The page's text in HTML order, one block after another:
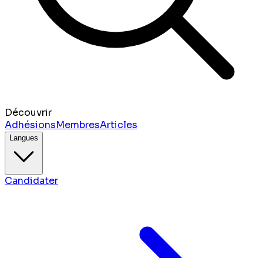
Découvrir
AdhésionsMembresArticles
Langues
Candidater